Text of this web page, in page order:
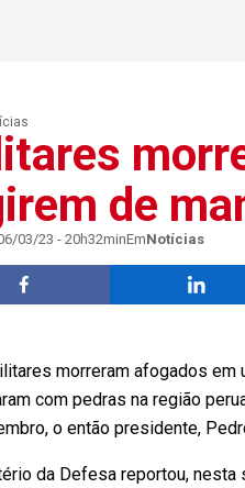
de
03/23 - 20h32minEmNotícias
morreram afogados
com pedras na região
o então presidente,
da Defesa reportou, nesta